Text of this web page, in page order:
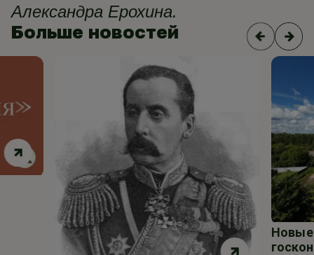
Александра Ерохина.
Больше новостей
Новые